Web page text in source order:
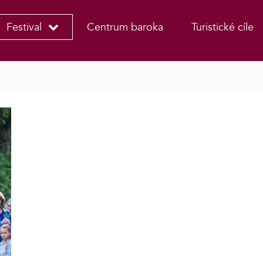
Festival Centrum baroka Turistické cíle